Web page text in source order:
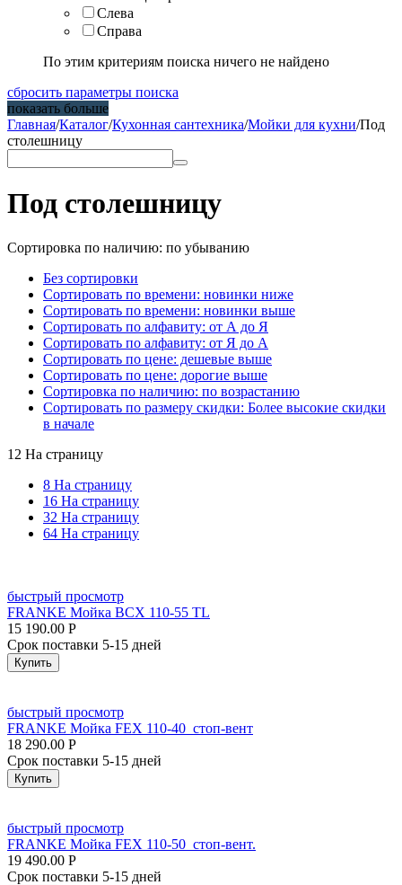
Слева
Справа
По этим критериям поиска ничего не найдено
сбросить параметры поиска
показать больше
Главная/Каталог/Кухонная сантехника/Мойки для кухни/Под
столешницу
Под столешницу
Сортировка по наличию: по убыванию
Без сортировки
Сортировать по времени: новинки ниже
Сортировать по времени: новинки выше
Сортировать по алфавиту: от А до Я
Сортировать по алфавиту: от Я до А
Сортировать по цене: дешевые выше
Сортировать по цене: дорогие выше
Сортировка по наличию: по возрастанию
Сортировать по размеру скидки: Более высокие скидки
в начале
12 На страницу
8 На страницу
16 На страницу
32 На страницу
64 На страницу
быстрый просмотр
FRANKE Мойка BCX 110-55 TL
15 190.00 Р
Срок поставки 5-15 дней
Купить
быстрый просмотр
FRANKE Мойка FEX 110-40 стоп-вент
18 290.00 Р
Срок поставки 5-15 дней
Купить
быстрый просмотр
FRANKE Мойка FEX 110-50 стоп-вент.
19 490.00 Р
Срок поставки 5-15 дней